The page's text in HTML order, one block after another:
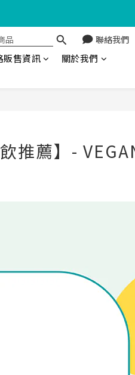
饋🤩 聯絡我們
販售資訊 關於我們
推薦】-